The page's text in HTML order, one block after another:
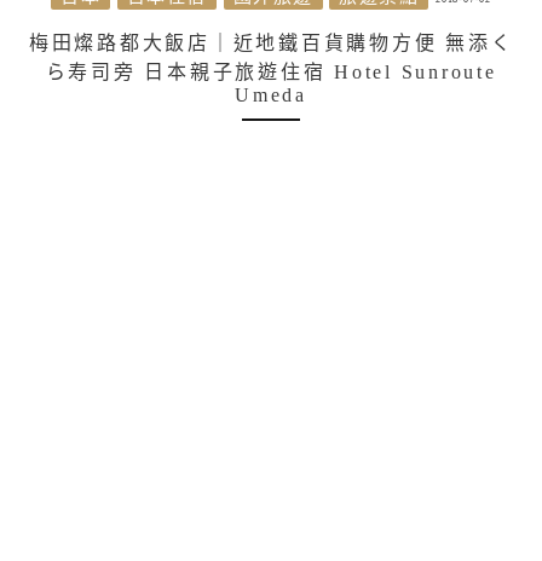
梅田燦路都大飯店｜近地鐵百貨購物方便 無添く
ら寿司旁 日本親子旅遊住宿 Hotel Sunroute
Umeda